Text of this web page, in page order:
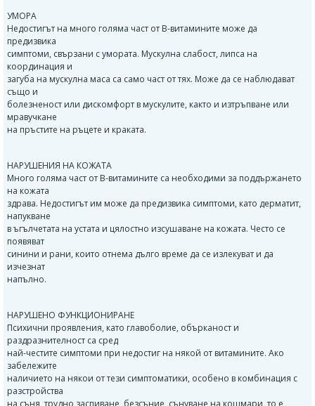
УМОРА
Недостигът на много голяма част от В-витамините може да
предизвика
симптоми, свързани с умората. Мускулна слабост, липса на
координация и
загуба на мускулна маса са само част от тях. Може да се наблюдават
също и
болезненост или дискомфорт в мускулите, както и изтръпване или
мравучкане
на пръстите на ръцете и краката.
НАРУШЕНИЯ НА КОЖАТА
Много голяма част от B-витамините са необходими за поддържането
на кожата
здрава. Недостигът им може да предизвика симптоми, като дерматит,
напукване
в ъгълчетата на устата и цялостно изсушаване на кожата. Често се
появяват
синини и рани, които отнема дълго време да се излекуват и да
изчезнат
напълно.
НАРУШЕНО ФУНКЦИОНИРАНЕ
Психични проявления, като главоболие, обърканост и
раздразнителност са сред
най-честите симптоми при недостиг на някой от витамините. Ако
забележите
наличието на някои от тези симптоматики, особено в комбинация с
разстройства